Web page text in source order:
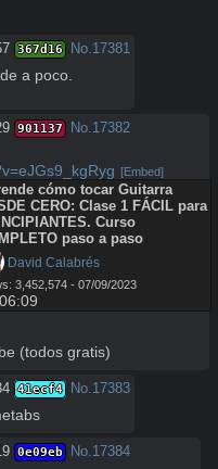
367d16 No.17381
a poco.
901137 No.17382
[Embed]
cómo tocar Guitarra
CERO: Clase 1 FÁCIL para
Curso
paso a paso
David Calabrés
3,452,574 - 07/09/2023
(todos gratis)
41ecf4 No.17383
0e09eb No.17384